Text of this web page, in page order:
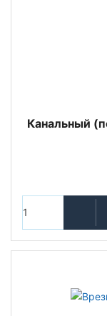
Канальный